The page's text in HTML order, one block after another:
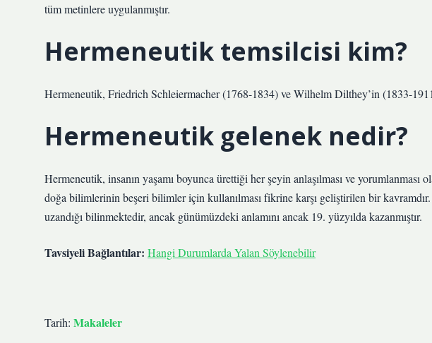
tüm metinlere uygulanmıştır.
Hermeneutik temsilcisi kim?
Hermeneutik, Friedrich Schleiermacher (1768-1834) ve Wilhelm Dilthey’in (1833-1911)
Hermeneutik gelenek nedir?
Hermeneutik, insanın yaşamı boyunca ürettiği her şeyin anlaşılması ve yorumlanması
doğa bilimlerinin beşeri bilimler için kullanılması fikrine karşı geliştirilen bir
uzandığı bilinmektedir, ancak günümüzdeki anlamını ancak 19. yüzyılda kazanmıştır.
Tavsiyeli Bağlantılar: Hangi Durumlarda Yalan Söylenebilir
Tarih: Makaleler